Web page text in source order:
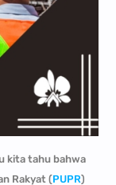
kita tahu bahwa
Rakyat (PUPR)